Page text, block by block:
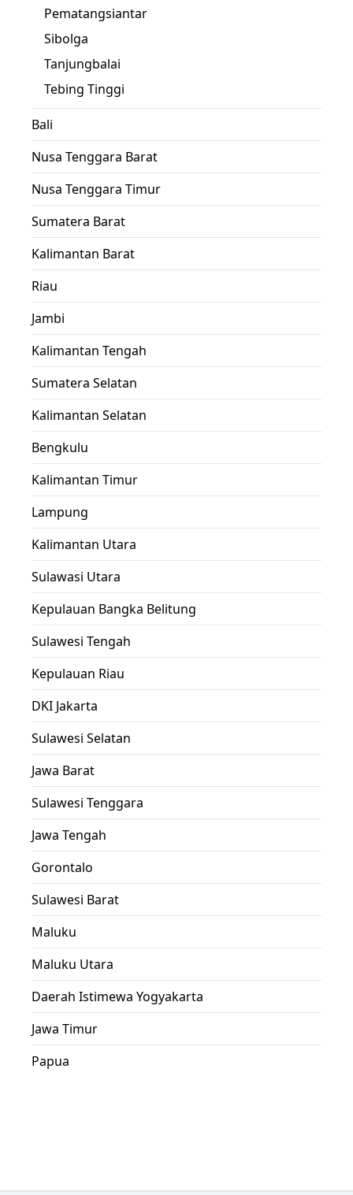
Pematangsiantar
Sibolga
Tanjungbalai
Tebing Tinggi
Bali
Nusa Tenggara Barat
Nusa Tenggara Timur
Sumatera Barat
Kalimantan Barat
Riau
Jambi
Kalimantan Tengah
Sumatera Selatan
Kalimantan Selatan
Bengkulu
Kalimantan Timur
Lampung
Kalimantan Utara
Sulawasi Utara
Kepulauan Bangka Belitung
Sulawesi Tengah
Kepulauan Riau
DKI Jakarta
Sulawesi Selatan
Jawa Barat
Sulawesi Tenggara
Jawa Tengah
Gorontalo
Sulawesi Barat
Maluku
Maluku Utara
Daerah Istimewa Yogyakarta
Jawa Timur
Papua